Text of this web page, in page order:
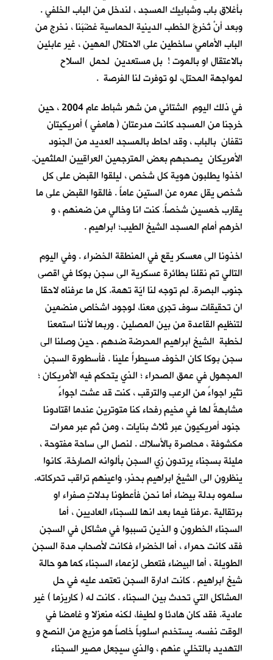
بأغلاق باب وشبابيك المسجد ، لندخل من الباب الخلفي .
وبعد أنْ تُخرجَ الخطب الدينية الحماسية غضَبَنا ، نخرج من
الباب الأمامي ساخطين على الاحتلال المهين ، غير عابئين
بالاعتقال او بالموت ! بل مستعدين لحمل السلاح
لمواجهة المحتل، لو توفرت لنا الفرصة .
في ذلك اليوم الشتائي من شهر شباط عام 2004 ، حين
خرجنا من المسجد كانت مدرعتان ( هامفي ) أمريكيتان
تقفان بالباب ، وقد احاط بالمسجد العديد من الجنود
الأمريكان يصحبهم بعض المترجمين العراقيين الملثمين.
اخذوا يطلبون هوية كل شخص ، ليلقوا القبض على كل
شخصٍ يقل عمره عن الستين عاماً . فالقوا القبض على ما
يقارب خمسين شخصاً. كنت انا وخالي من ضمنهم ، و
اخرهم أمام المسجد الشيخ الطيب؛ ابراهيم .
اخذونا الى معسكر يقع في المنطقة الخضراء . وفي اليوم
التالي تم نقلنا بطائرة عسكرية الى سجن بوكا في اقصى
جنوب البصرة. لم توجه لنا ايّة تهمة. كل ما عرفناه لاحقا
ان تحقيقات سوف تجرى معنا، لوجود اشخاص منضمين
لتنظيم القاعدة من بين المصلين . وربما لأننا استمعنا
لخطبة الشيخ ابراهيم المحرضة ضدهم . حين وصلنا الى
سجن بوكا كان الخوف مسيطراً علينا . فأسطورة السجن
المجهول في عمق الصحراء ؛ الذي يتحكم فيه الأمريكان ؛
تثير اجواءً من الرعب والترقب ، كنت قد عشت اجواءً
مشابهةً لها في مخيم رفحاء كنا متوترين عندما اقتادونا
جنود أمريكيون عبر ثلاث بنايات ، ومن ثم عبر ممرات
مكشوفة ، محاصرة بالأسلاك . لنصل الى ساحة مفتوحة ،
مليئة بسجناء يرتدون زي السجن بألوانه الصارخة. كانوا
ينظرون الى الشيخ ابراهيم بحذر، واعينهم تراقب تحركاته.
سلموه بدلة بيضاء أما نحن فأعطونا بدلاتٍ صفراء او
برتقالية .عرفنا فيما بعد انها للسجناء العاديين ، أما
السجناء الخطرون و الذين تسببوا في مشاكل في السجن
فقد كانت حمراء ، أما الخضراء فكانت لأصحاب مدة السجن
الطويلة ، أما البيضاء فتعطى لزعماء السجناء كما هو حالة
شيخ ابراهيم . كانت ادارة السجن تعتمد عليه في حل
المشاكل التي تحدث بين السجناء . كانت له ( كاريزما ) غير
عادية. فقد كان هادئا و لطيفا، لكنه منعزلا و غامضا في
الوقت نفسه. يستخدم اسلوباً خاصاً هو مزيج من النصح و
التهديد بالتخلي عنهم ، والذي سيجعل مصير السجناء